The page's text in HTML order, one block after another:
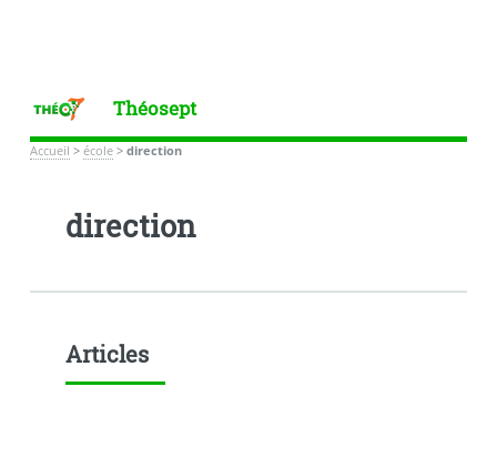
Théosept
Accueil > école> direction
direction
Articles